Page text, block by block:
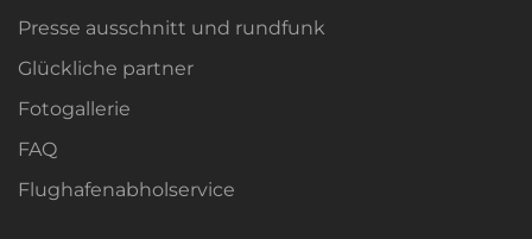
Presse ausschnitt und rundfunk
Glückliche partner
Fotogallerie
FAQ
Flughafenabholservice